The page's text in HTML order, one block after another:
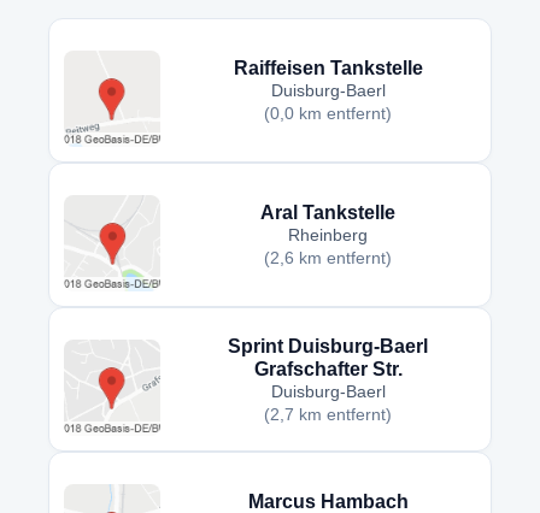
Raiffeisen Tankstelle
Duisburg-Baerl
(0,0 km entfernt)
Aral Tankstelle
Rheinberg
(2,6 km entfernt)
Sprint Duisburg-Baerl
Grafschafter Str.
Duisburg-Baerl
(2,7 km entfernt)
Marcus Hambach